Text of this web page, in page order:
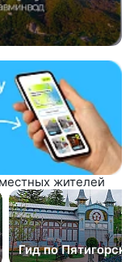
жителей
Гид по Пятигорску